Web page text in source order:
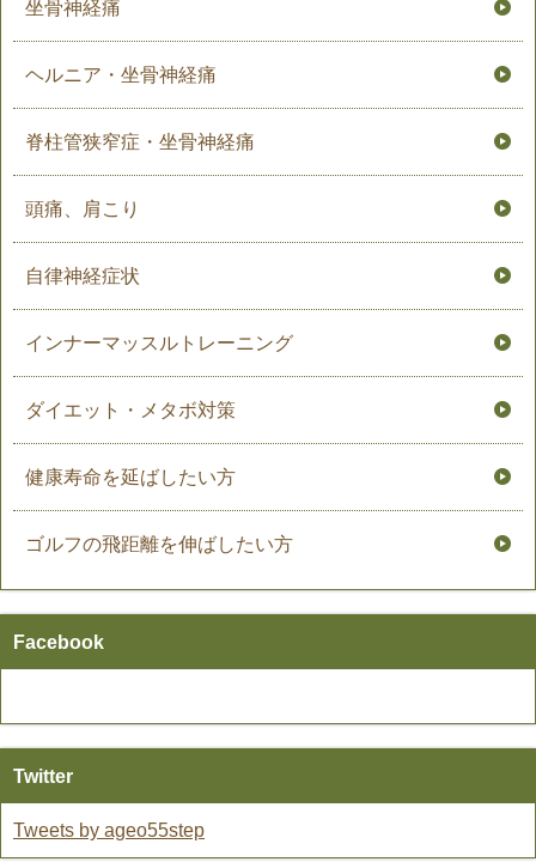
坐骨神経痛
ヘルニア・坐骨神経痛
脊柱管狭窄症・坐骨神経痛
頭痛、肩こり
自律神経症状
インナーマッスルトレーニング
ダイエット・メタボ対策
健康寿命を延ばしたい方
ゴルフの飛距離を伸ばしたい方
Facebook
Twitter
Tweets by ageo55step